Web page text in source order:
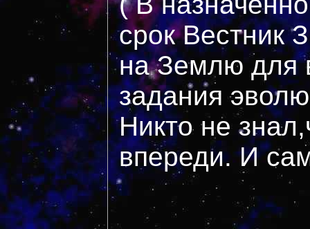
срок Вестник
на Землю для
задания
Никто не
впереди. И